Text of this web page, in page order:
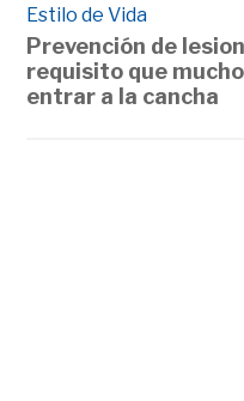
Estilo de Vida
Prevención de
requisito que
entrar a la cancha